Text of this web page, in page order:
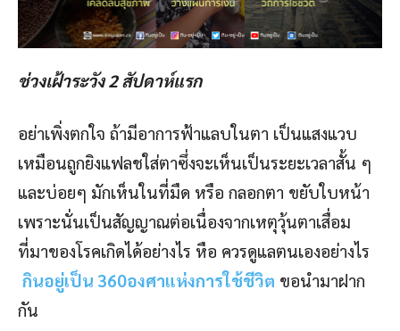
ช่วงเฝ้าระวัง 2 สัปดาห์แรก
อย่าเพิ่งตกใจ ถ้ามีอาการฟ้าแลบในตา เป็นแสงแวบ
เหมือนถูกยิงแฟลชใส่ตาซึ่งจะเห็นเป็นระยะเวลาสั้น ๆ
และบ่อยๆ มักเห็นในที่มืด หรือ กลอกตา ขยับใบหน้า
เพราะนั่นเป็นสัญญาณต่อเนื่องจากเหตุวุ้นตาเสื่อม
ที่มาของโรคเกิดได้อย่างไร หือ ควรดูแลตนเองอย่างไร
กินอยู่เป็น 360องศาแห่งการใช้ชีวิต ขอนำมาฝาก
กัน